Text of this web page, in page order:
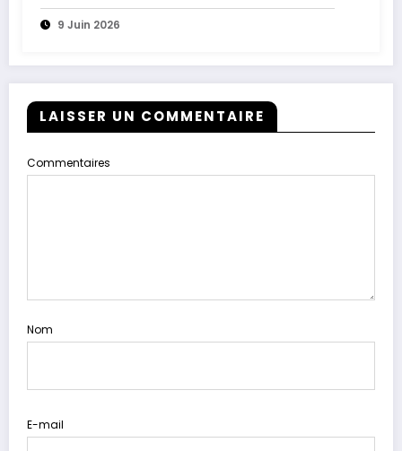
9 Juin 2026
LAISSER UN COMMENTAIRE
Commentaires
Nom
E-mail